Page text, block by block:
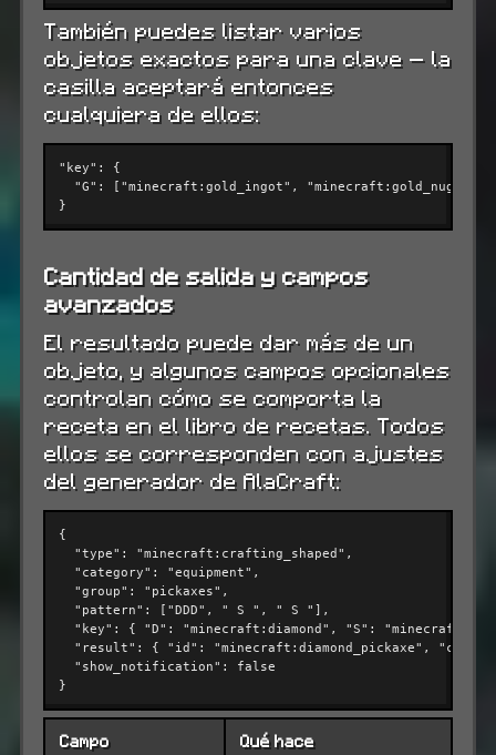
También puedes listar varios
objetos exactos para una clave — la
casilla aceptará entonces
cualquiera de ellos:
"key" : {
"G" : [ "minecraft:gold_ingot" , "minecraft:gold_nugget"
}
Cantidad de salida y campos
avanzados
El resultado puede dar más de un
objeto, y algunos campos opcionales
controlan cómo se comporta la
receta en el libro de recetas. Todos
ellos se corresponden con ajustes
del generador de AlaCraft:
{
"type" : "minecraft:crafting_shaped" ,
"category" : "equipment" ,
"group" : "pickaxes" ,
"pattern" : [ "DDD" , " S " , " S " ],
"key" : { "D" : "minecraft:diamond" , "S" :
"result" : { "id" : "minecraft:diamond_pickaxe" , "count"
"show_notification" : false
}
Campo Qué hace